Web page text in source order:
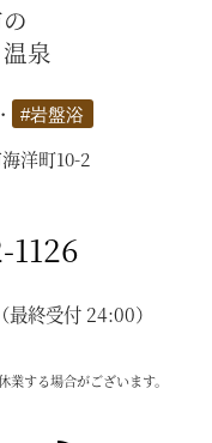
泉
・ #岩盤浴
洋町10-2
1126
（最終受付 24:00）
する場合がございます。